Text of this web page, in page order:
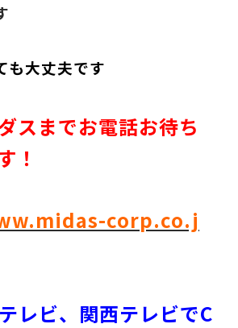
も大丈夫です
スまでお電話お待ち
！
corp.co.j
レビ、関西テレビでC